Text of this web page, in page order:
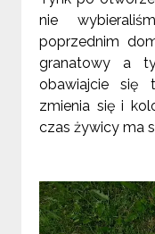
nie
poprzednim
granatowy a
obawiajcie się
zmienia się i
czas żywicy ma